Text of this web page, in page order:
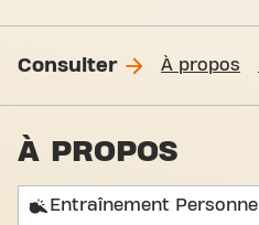
Consulter À propos
À PROPOS
Entraînement Personnel